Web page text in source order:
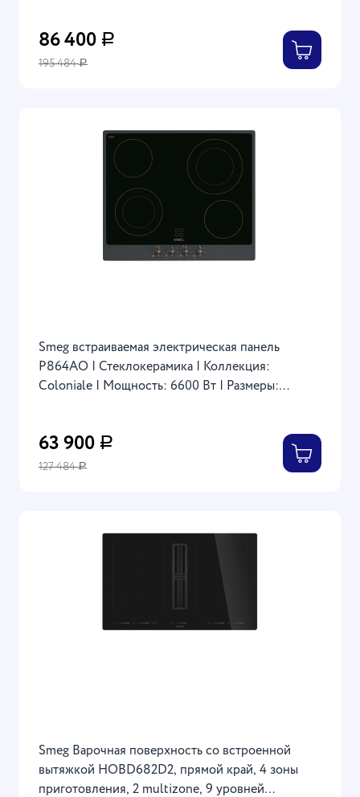
86 400 Р
195 484Р
Smeg встраиваемая электрическая панель
P864AO | Стеклокерамика | Коллекция:
Coloniale | Мощность: 6600 Вт | Размеры:
63 900 Р
127 484Р
Smeg Варочная поверхность со встроенной
вытяжкой HOBD682D2, прямой край, 4 зоны
приготовления, 2 multizone, 9 уровней